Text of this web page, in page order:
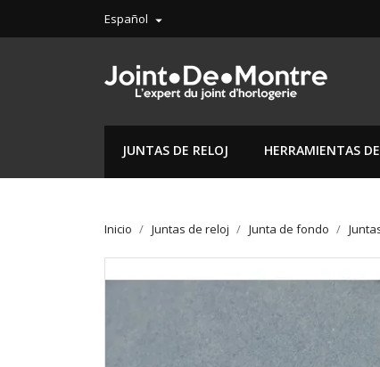
Español 
JUNTAS DE RELOJ HERRAMIENTAS
Inicio Juntas de reloj Junta de fondo